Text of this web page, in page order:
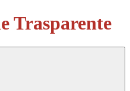
Trasparente